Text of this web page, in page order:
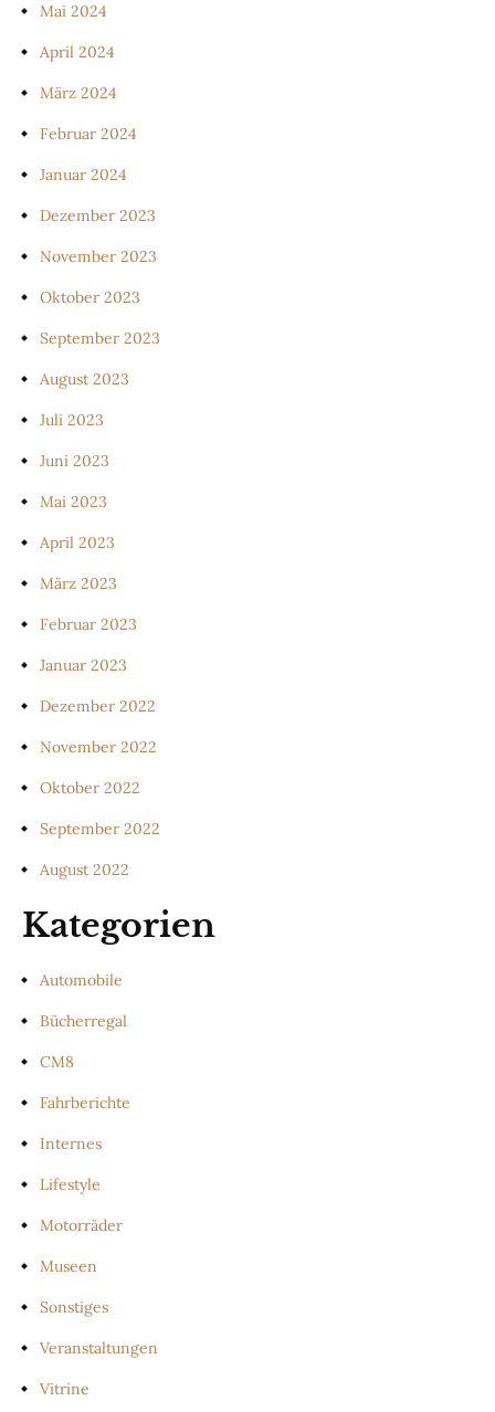
Mai 2024
April 2024
März 2024
Februar 2024
Januar 2024
Dezember 2023
November 2023
Oktober 2023
September 2023
August 2023
Juli 2023
Juni 2023
Mai 2023
April 2023
März 2023
Februar 2023
Januar 2023
Dezember 2022
November 2022
Oktober 2022
September 2022
August 2022
Kategorien
Automobile
Bücherregal
CM8
Fahrberichte
Internes
Lifestyle
Motorräder
Museen
Sonstiges
Veranstaltungen
Vitrine